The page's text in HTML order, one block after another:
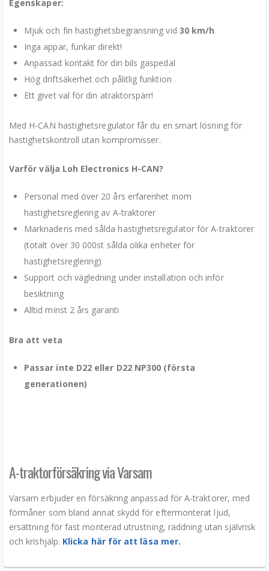
Egenskaper:
Mjuk och fin hastighetsbegränsning vid 30 km/h
Inga appar, funkar direkt!
Anpassad kontakt för din bils gaspedal
Hög driftsäkerhet och pålitlig funktion
Ett givet val för din atraktorspärr!
Med H-CAN hastighetsregulator får du en smart lösning för
hastighetskontroll utan kompromisser.
Varför välja Loh Electronics H-CAN?
Personal med över 20 års erfarenhet inom
hastighetsreglering av A-traktorer
Marknadens med sålda hastighetsregulator för A-traktorer
(totalt över 30 000st sålda olika enheter för
hastighetsreglering)
Support och vägledning under installation och inför
besiktning
Alltid minst 2 års garanti
Bra att veta
Passar inte D22 eller D22 NP300 (första
generationen)
A-traktorförsäkring via Varsam
Varsam erbjuder en försäkring anpassad för A-traktorer, med
förmåner som bland annat skydd för eftermonterat ljud,
ersättning för fast monterad utrustning, räddning utan självrisk
och krishjälp. Klicka här för att läsa mer.